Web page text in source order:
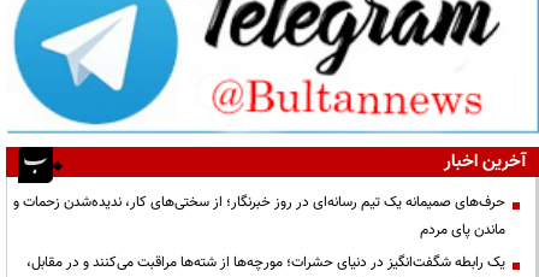
آخرین اخبار
حرف‌های صمیمانه یک تیم رسانه‌ای در روز خبرنگار؛ از سختی‌های کار، ندیده‌شدن زحمات و
ماندن پای مردم
یک رابطه شگفت‌انگیز در دنیای حشرات؛ مورچه‌ها از شته‌ها مراقبت می‌کنند و در مقابل،